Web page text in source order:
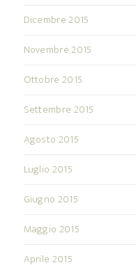
Dicembre 2015
Novembre 2015
Ottobre 2015
Settembre 2015
Agosto 2015
Luglio 2015
Giugno 2015
Maggio 2015
Aprile 2015